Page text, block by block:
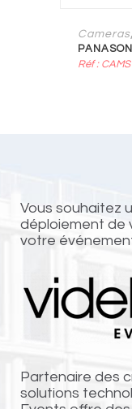
Cameras,
Réf :
Vous souhaitez
déploiement de
votre
Partenaire des
solutions